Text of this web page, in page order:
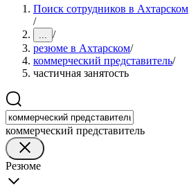
Поиск сотрудников в Ахтарском
/
... /
резюме в Ахтарском/
коммерческий представитель/
частичная занятость
коммерческий представитель
Резюме